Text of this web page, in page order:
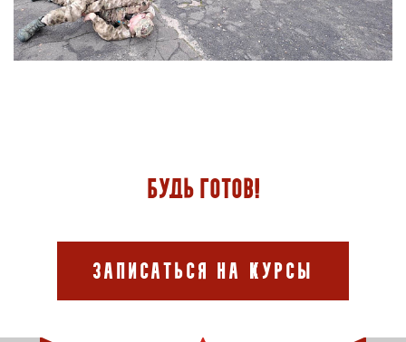
Будь готов!
Записаться на курсы